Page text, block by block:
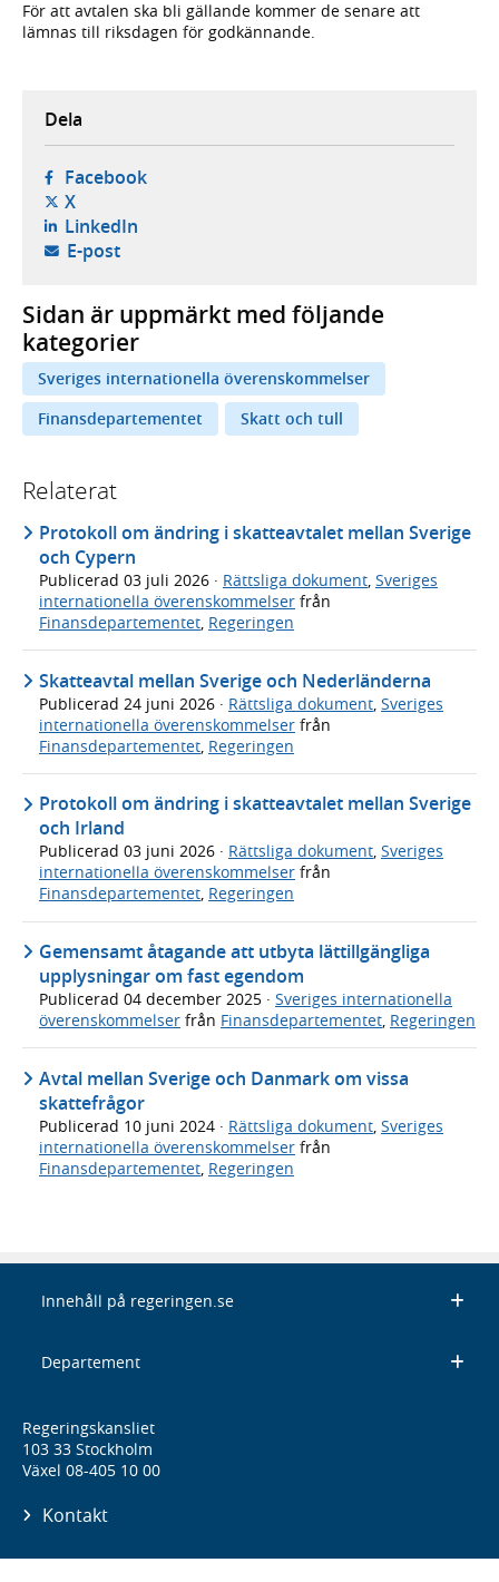
För att avtalen ska bli gällande kommer de senare att
lämnas till riksdagen för godkännande.
Dela
Facebook- öppnas i ny flik, extern webbplats,
X- öppnas i ny flik, extern webbplats,
LinkedIn- öppnas i ny flik, extern webbplats,
E-post- öppnar din e-postklient,
Sidan är uppmärkt med följande
kategorier
Sveriges internationella överenskommelser
Finansdepartementet
Skatt och tull
Relaterat
Protokoll om ändring i skatteavtalet mellan Sverige
och Cypern
Publicerad 03 juli 2026 · Rättsliga dokument, Sveriges
internationella överenskommelser från
Finansdepartementet, Regeringen
Skatteavtal mellan Sverige och Nederländerna
Publicerad 24 juni 2026 · Rättsliga dokument, Sveriges
internationella överenskommelser från
Finansdepartementet, Regeringen
Protokoll om ändring i skatteavtalet mellan Sverige
och Irland
Publicerad 03 juni 2026 · Rättsliga dokument, Sveriges
internationella överenskommelser från
Finansdepartementet, Regeringen
Gemensamt åtagande att utbyta lättillgängliga
upplysningar om fast egendom
Publicerad 04 december 2025 · Sveriges internationella
överenskommelser från Finansdepartementet, Regeringen
Avtal mellan Sverige och Danmark om vissa
skattefrågor
Publicerad 10 juni 2024 · Rättsliga dokument Sveriges
internationella överenskommelser från
Finansdepartementet Regeringen
Innehåll på regeringen.se
Departement
Regeringskansliet
103 33 Stockholm
Växel 08-405 10 00
Kontakt